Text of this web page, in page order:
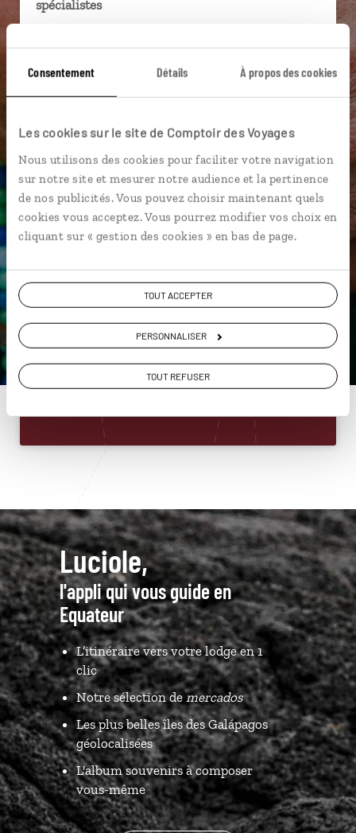
Consentement Détails À propos des cookies
Les cookies sur le site de Comptoir des Voyages
Nous utilisons des cookies pour faciliter votre navigation
sur notre site et mesurer notre audience et la pertinence
de nos publicités. Vous pouvez choisir maintenant quels
cookies vous acceptez. Vous pourrez modifier vos choix en
cliquant sur « gestion des cookies » en bas de page.
TOUT ACCEPTER
PERSONNALISER
TOUT REFUSER
spécialistes
téléphone.
Vous gardez le même interlocuteur avant,
pendant et après votre voyage.
ou
Equateur
01 86 95 65 16
Luciole,
l'appli qui vous guide en
Equateur
L’itinéraire vers votre lodge en 1
clic
Notre sélection demercados
Les plus belles îles des Galápagos
géolocalisées
L'album souvenirs à composer
vous-même